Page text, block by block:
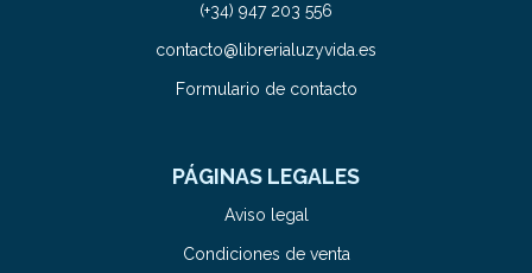
(+34) 947 203 556
contacto@librerialuzyvida.es
Formulario de contacto
PÁGINAS LEGALES
Aviso legal
Condiciones de venta